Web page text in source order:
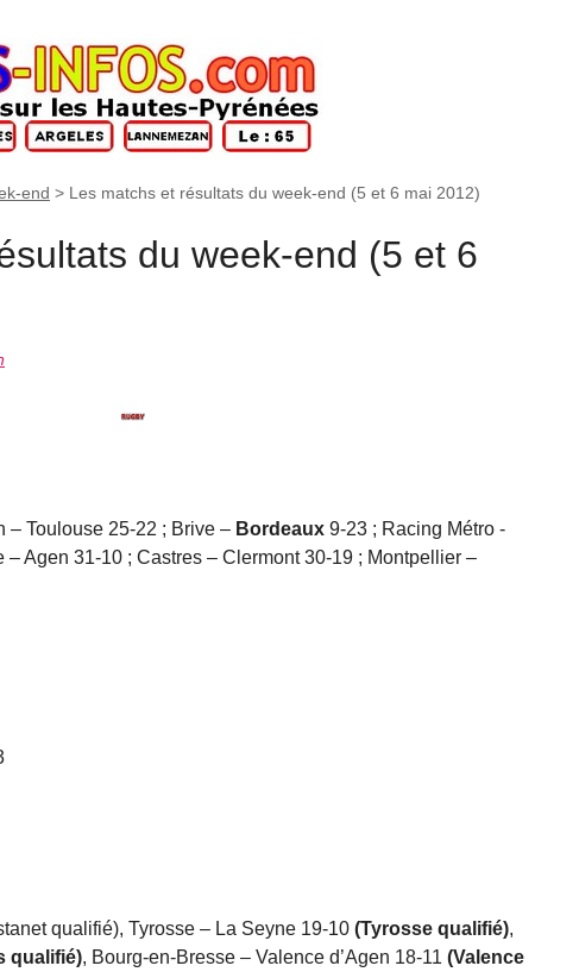
end > Les matchs et résultats du week-end (5 et 6 mai 2012)
du week-end (5 et 6
– Toulouse 25-22 ; Brive – Bordeaux 9-23 ; Racing Métro -
Agen 31-10 ; Castres – Clermont 30-19 ; Montpellier –
qualifié), Tyrosse – La Seyne 19-10 (Tyrosse qualifié),
qualifié), Bourg-en-Bresse – Valence d’Agen 18-11 (Valence